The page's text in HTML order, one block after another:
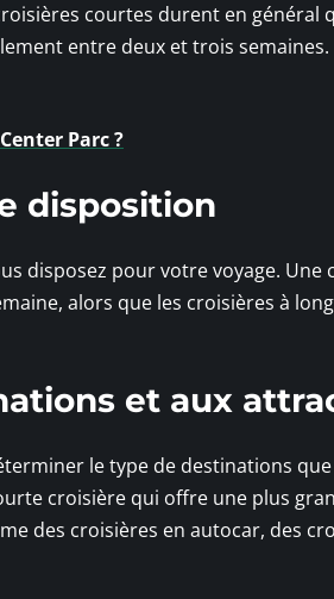
courtes durent en général
entre deux et trois semaines.
Parc ?
disposition
disposez pour votre voyage. Une
alors que les croisières à
et aux
le type de destinations
croisière qui offre une plus
des croisières en autocar, des